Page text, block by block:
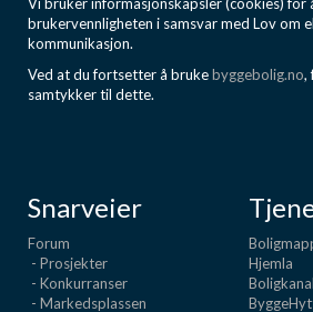
brukervennligheten i samsvar med Lov om
kommunikasjon.
Ved at du fortsetter å brukebyggebolig.no,
samtykker til dette.
Snarveier
Forum
- Prosjekter
- Konkurranser
- Markedsplassen
Hjemla